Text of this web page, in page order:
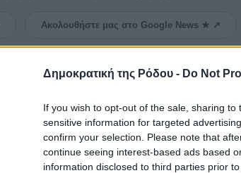
Δημοκρατική της Ρόδου - Do Not
If you wish to opt-out of the sale, sharing
sensitive information for targeted
confirm your selection. Please note that
continue seeing interest-based ads based
information disclosed to third parties prior
Ακολουθήστε μας στο Google News ★ ↗
ΔΙΑΒΑΣΕ ΕΠΙΣΗΣ